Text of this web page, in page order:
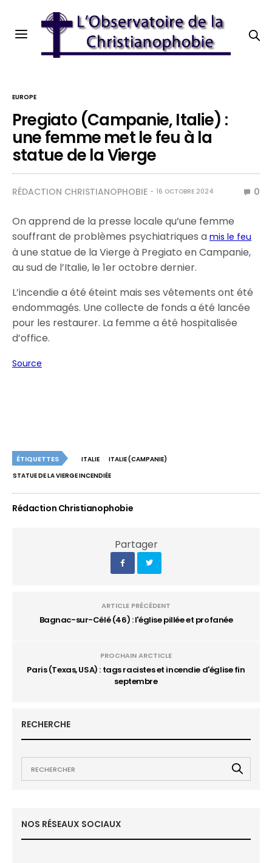
EUROPE
Pregiato (Campanie, Italie) :
une femme met le feu à la
statue de la Vierge
RÉDACTION CHRISTIANOPHOBIE 16 OCTOBRE 2024 0
On apprend de la presse locale qu’une femme
souffrant de problèmes psychiatriques amis le feu
à une statue de la Vierge à Pregiato en Campanie,
au sud de l’Italie, le 1er octobre dernier.
L’incendie a été éteint mais ses vêtements ont été
endommagés. Une collecte de fonds a été lancée
pour les restaurer. La femme a été hospitalisée
d’office.
Source
ÉTIQUETTES ITALIE
ITALIE (CAMPANIE)
STATUE DE LA VIERGE INCENDIÉE
Rédaction Christianophobie
Partager
ARTICLE PRÉCÉDENT
Bagnac-sur-Célé (46) : l'église pillée et profanée
PROCHAIN ARCTICLE
Paris (Texas, USA) : tags racistes et incendie d'église fin
septembre
RECHERCHE
NOS RÉSEAUX SOCIAUX